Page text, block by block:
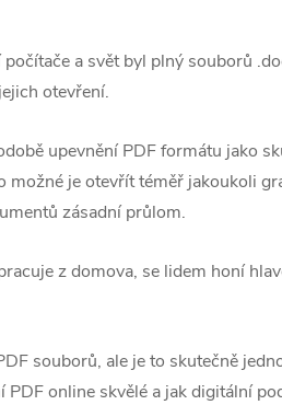
a svět byl plný souborů
otevření.
upevnění PDF formátu jako
je otevřít téměř jakoukoli
zásadní průlom.
z domova, se lidem honí
souborů, ale je to skutečně
online skvělé a jak digitální